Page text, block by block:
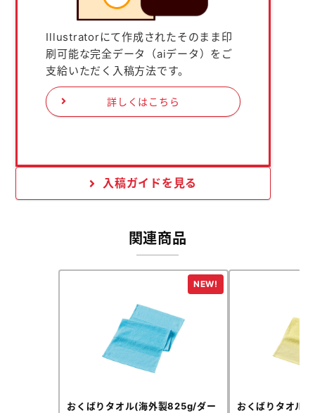
Illustratorにて作成されたそのまま印
刷可能な完全データ（aiデータ）をご
支給いただく入稿方法です。
詳しくはこちら
入稿ガイドを見る
関連商品
おくばりタオル(海外製825g/ダー
おくばりタオル(